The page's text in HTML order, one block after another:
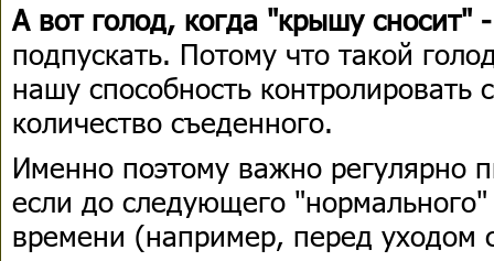
А вот голод, когда "крышу сносит"
подпускать. Потому что такой
нашу способность контролировать
количество съеденного.
Именно поэтому важно регулярно
если до следующего
времени (например, перед уходом